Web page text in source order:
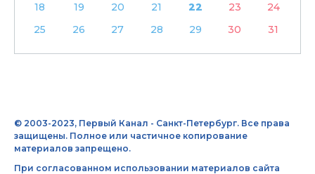
18
19 20 21 22 23
24
25
26 27 28 29 30 31
© 2003-2023, Первый Канал - Санкт-Петербург. Все права
защищены. Полное или частичное копирование
материалов запрещено.
При согласованном использовании материалов сайта